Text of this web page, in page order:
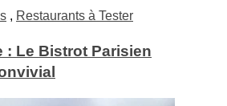
, Restaurants à Tester
: Le Bistrot Parisien